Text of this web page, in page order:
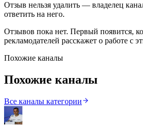
Отзыв нельзя удалить — владелец
ответить на него.
Отзывов пока нет. Первый появится,
рекламодателей расскажет о работе с
Похожие каналы
Похожие каналы
Все каналы категории